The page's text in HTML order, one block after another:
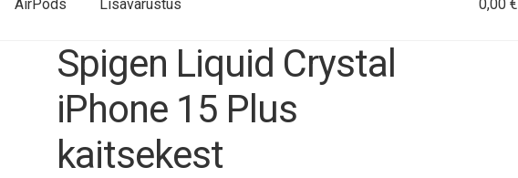
AirPods Lisavarustus 0,00 €
Spigen Liquid Crystal
iPhone 15 Plus
kaitsekest